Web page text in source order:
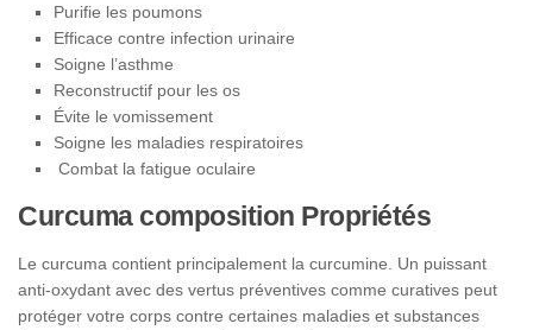
Purifie les poumons
Efficace contre infection urinaire
Soigne l’asthme
Reconstructif pour les os
Évite le vomissement
Soigne les maladies respiratoires
Combat la fatigue oculaire
Curcuma composition Propriétés
Le curcuma contient principalement la curcumine. Un puissant
anti-oxydant avec des vertus préventives comme curatives peut
protéger votre corps contre certaines maladies et substances